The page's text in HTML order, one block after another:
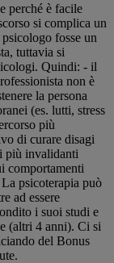
perché è facile
si complica un
fosse un
tuttavia si
Quindi: - il
non è
la persona
(es. lutti, stress
più
di curare disagi
più invalidanti
comportamenti
psicoterapia può
ad essere
i suoi studi e
(altri 4 anni). Ci si
del Bonus